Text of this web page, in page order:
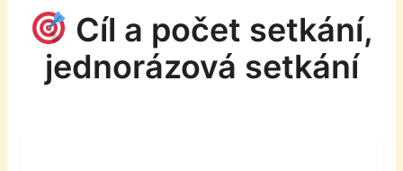
Cíl a počet setkání,
jednorázová setkání